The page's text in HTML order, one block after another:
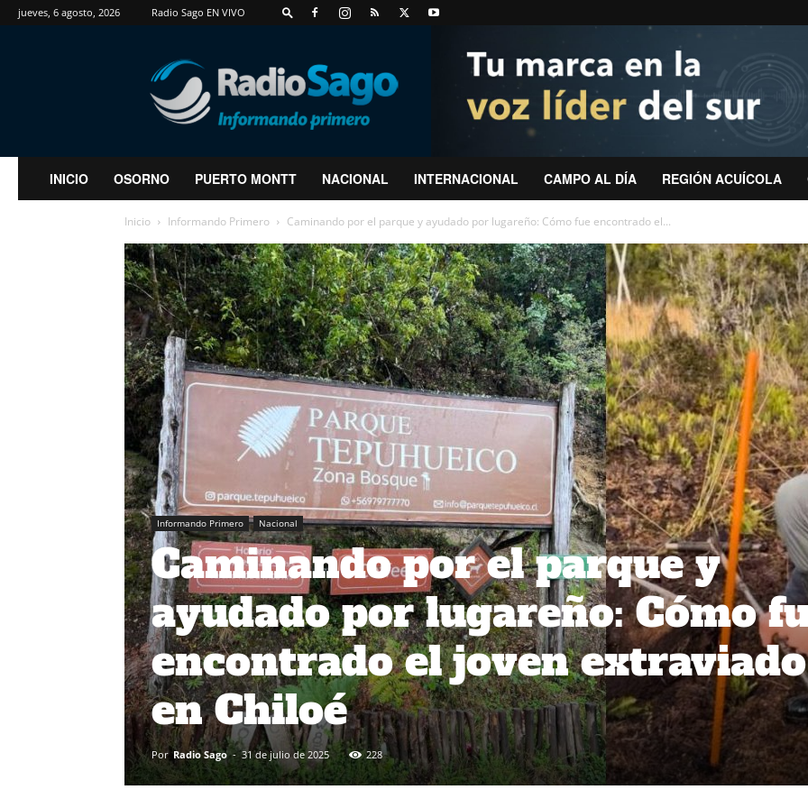
jueves, 6 agosto, 2026 Radio Sago EN VIVO
RadioSago
INICIO OSORNO PUERTO MONTT NACIONAL INTERNACIONAL CAMPO AL DÍA REGIÓN ACUÍCOLA
Inicio Informando Primero Caminando por el parque y ayudado por lugareño: Cómo fue encontrado el...
Informando Primero Nacional
Caminando por el parque y
ayudado por lugareño: Cómo
encontrado el joven extraviado
en Chiloé
Por Radio Sago - 31 de julio de 2025 228